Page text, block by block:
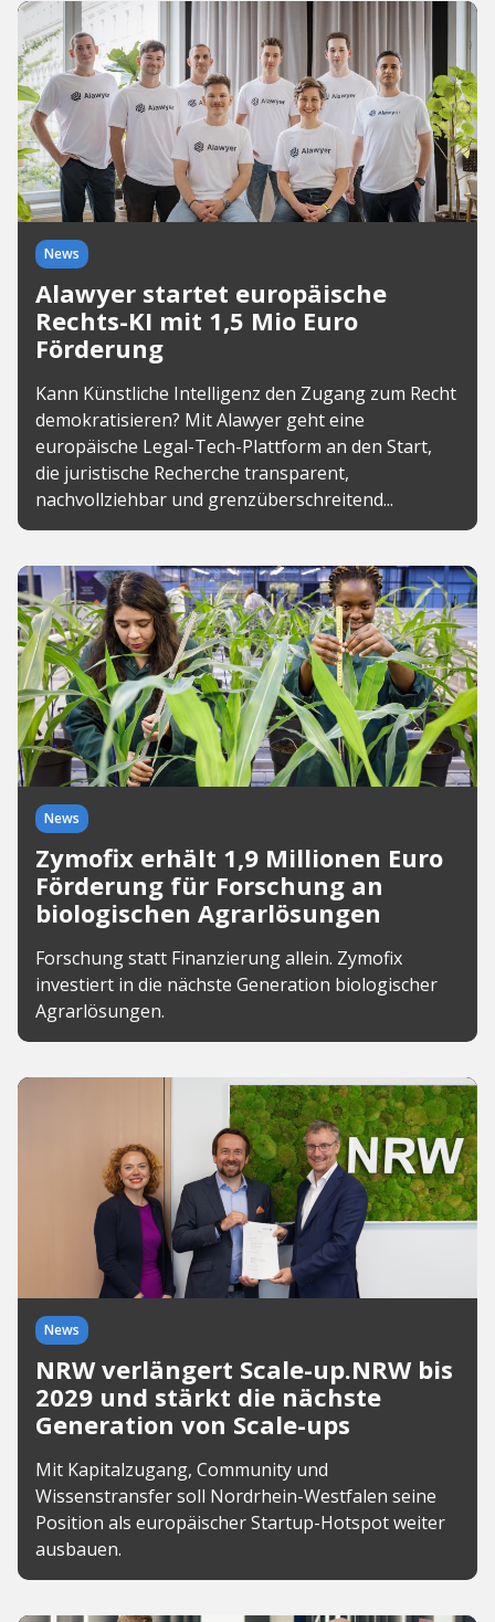
News
Alawyer startet europäische
Rechts-KI mit 1,5 Mio Euro
Förderung
Kann Künstliche Intelligenz den Zugang zum Recht
demokratisieren? Mit Alawyer geht eine
europäische Legal-Tech-Plattform an den Start,
die juristische Recherche transparent,
nachvollziehbar und grenzüberschreitend...
News
Zymofix erhält 1,9 Millionen Euro
Förderung für Forschung an
biologischen Agrarlösungen
Forschung statt Finanzierung allein. Zymofix
investiert in die nächste Generation biologischer
Agrarlösungen.
News
NRW verlängert Scale-up.NRW bis
2029 und stärkt die nächste
Generation von Scale-ups
Mit Kapitalzugang, Community und
Wissenstransfer soll Nordrhein-Westfalen seine
Position als europäischer Startup-Hotspot weiter
ausbauen.